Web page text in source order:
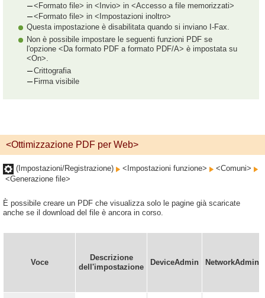
<Formato file> in <Invio> in <Accesso a file memorizzati>
<Formato file> in <Impostazioni inoltro>
Questa impostazione è disabilitata quando si inviano I-Fax.
Non è possibile impostare le seguenti funzioni PDF se
l'opzione <Da formato PDF a formato PDF/A> è impostata su
<On>.
Crittografia
Firma visibile
<Ottimizzazione PDF per Web>
(Impostazioni/Registrazione) <Impostazioni funzione>
<Comuni>
<Generazione file>
È possibile creare un PDF che visualizza solo le pagine già scaricate
anche se il download del file è ancora in corso.
Voce
Descrizione
dell'impostazione
DeviceAdmin NetworkAdmin